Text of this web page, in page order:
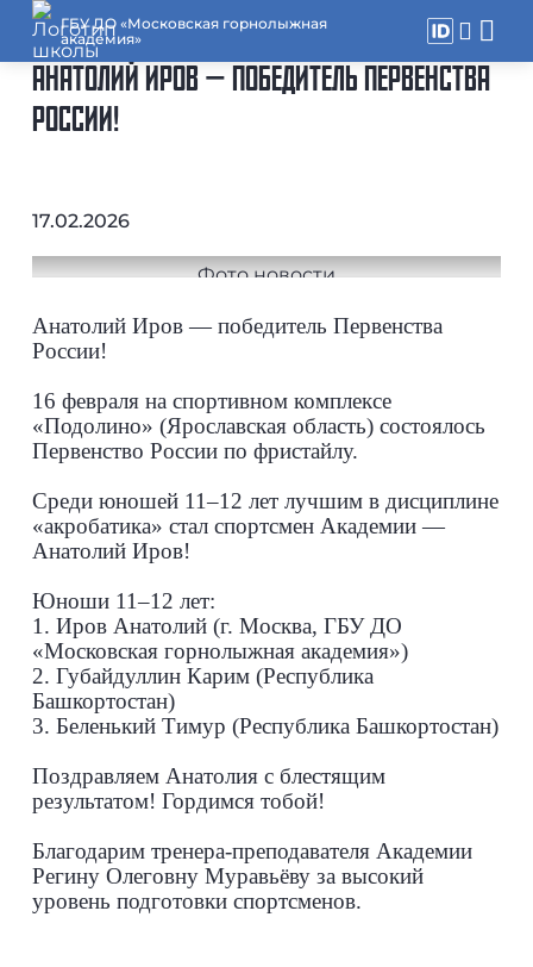
ГБУ ДО «Московская горнолыжная
академия»
АНАТОЛИЙ ИРОВ — ПОБЕДИТЕЛЬ ПЕРВЕНСТВА
РОССИИ!
17.02.2026
Анатолий Иров — победитель Первенства
России!
16 февраля на спортивном комплексе
«Подолино» (Ярославская область) состоялось
Первенство России по фристайлу.
Среди юношей 11–12 лет лучшим в дисциплине
«акробатика» стал спортсмен Академии —
Анатолий Иров!
Юноши 11–12 лет:
1. Иров Анатолий (г. Москва, ГБУ ДО
«Московская горнолыжная академия»)
2. Губайдуллин Карим (Республика
Башкортостан)
3. Беленький Тимур (Республика Башкортостан)
Поздравляем Анатолия с блестящим
результатом! Гордимся тобой!
Благодарим тренера-преподавателя Академии
Регину Олеговну Муравьёву за высокий
уровень подготовки спортсменов.